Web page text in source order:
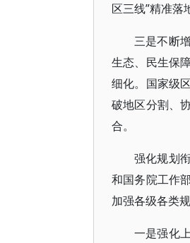
区三线”精准落
三是不断
生态、民生保
细化。国家级
破地区分割、
合。
强化规划
和国务院工作
加强各级各类
一是强化